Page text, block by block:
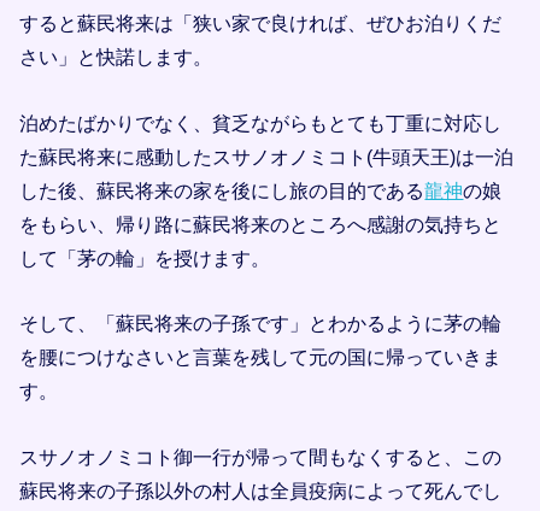
すると蘇民将来は「狭い家で良ければ、ぜひお泊りくだ
さい」と快諾します。
泊めたばかりでなく、貧乏ながらもとても丁重に対応し
た蘇民将来に感動したスサノオノミコト(牛頭天王)は一泊
した後、蘇民将来の家を後にし旅の目的である龍神の娘
をもらい、帰り路に蘇民将来のところへ感謝の気持ちと
して「茅の輪」を授けます。
そして、「蘇民将来の子孫です」とわかるように茅の輪
を腰につけなさいと言葉を残して元の国に帰っていきま
す。
スサノオノミコト御一行が帰って間もなくすると、この
蘇民将来の子孫以外の村人は全員疫病によって死んでし